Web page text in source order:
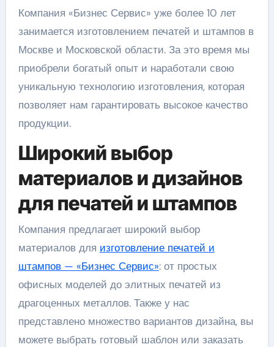
Компания «Бизнес Сервис» уже более 10 лет
занимается изготовлением печатей и штампов в
Москве и Московской области. За это время мы
приобрели богатый опыт и наработали свою
уникальную технологию изготовления, которая
позволяет нам гарантировать высокое качество
продукции.
Широкий выбор
материалов и дизайнов
для печатей и штампов
Компания предлагает широкий выбор
материалов для изготовление печатей и
штампов — «Бизнес Сервис»: от простых
офисных моделей до элитных печатей из
драгоценных металлов. Также у нас
представлено множество вариантов дизайна, вы
можете выбрать готовый шаблон или заказать